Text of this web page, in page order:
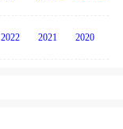
2022 2021 2020